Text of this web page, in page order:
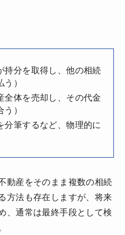
持分を取得し、他の相続
）
全体を売却し、その代金
）
分筆するなど、物理的に
動産をそのまま複数の相続
方法も存在しますが、将来
、通常は最終手段として検